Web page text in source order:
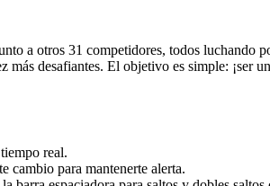
a otros 31 competidores, todos luchando
desafiantes. El objetivo es simple: ¡ser
real.
cambio para mantenerte alerta.